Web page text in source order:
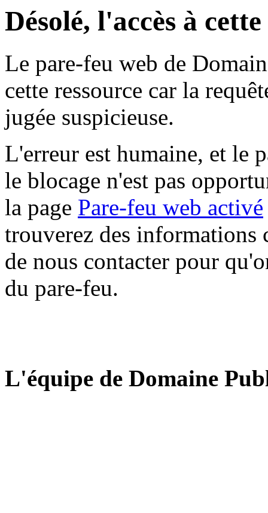
Désolé, l'accès à
Le pare-feu web de
cette ressource car la
jugée suspicieuse.
L'erreur est humaine, et le
le blocage n'est pas
la page Pare-feu web activé
trouverez des informations
de nous contacter pour
du pare-feu.
L'équipe de Domaine